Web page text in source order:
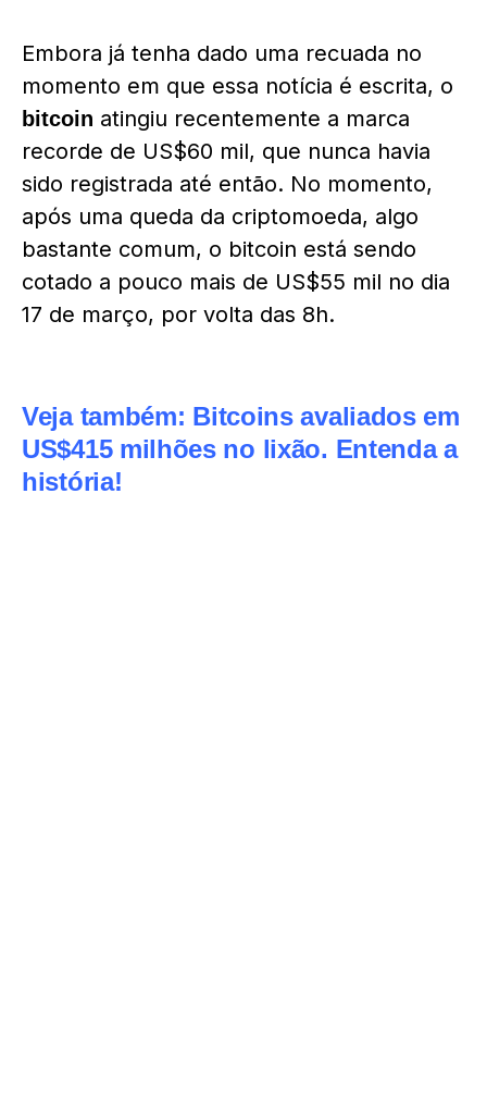
Embora já tenha dado uma recuada no
momento em que essa notícia é escrita, o
bitcoin atingiu recentemente a marca
recorde de US$60 mil, que nunca havia
sido registrada até então. No momento,
após uma queda da criptomoeda, algo
bastante comum, o bitcoin está sendo
cotado a pouco mais de US$55 mil no dia
17 de março, por volta das 8h.
Veja também: Bitcoins avaliados em
US$415 milhões no lixão. Entenda a
história!